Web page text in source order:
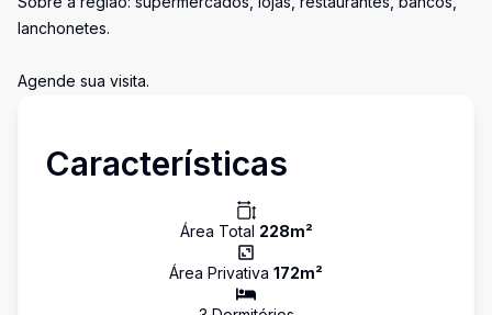
lanchonetes.
Agende sua visita.
Características
Área Total 228m²
Área Privativa 172m²